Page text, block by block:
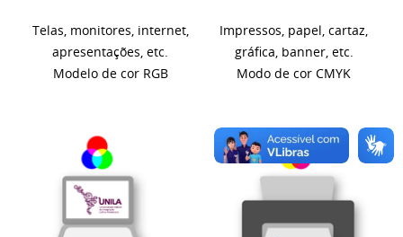
Telas, monitores, internet,
apresentações, etc.
Modelo de cor RGB
Impressos, papel, cartaz,
gráfica, banner, etc.
Modo de cor CMYK